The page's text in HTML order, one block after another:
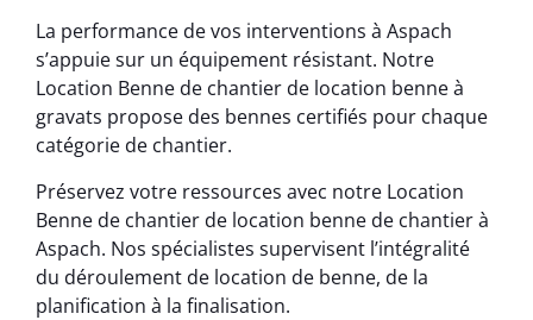
La performance de vos interventions à Aspach
s’appuie sur un équipement résistant. Notre
Location Benne de chantier de location benne à
gravats propose des bennes certifiés pour chaque
catégorie de chantier.
Préservez votre ressources avec notre Location
Benne de chantier de location benne de chantier à
Aspach. Nos spécialistes supervisent l’intégralité
du déroulement de location de benne, de la
planification à la finalisation.